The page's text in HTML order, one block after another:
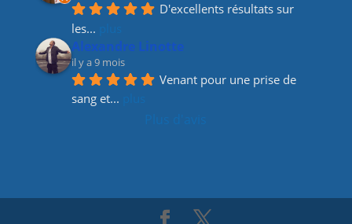
D'excellents résultats sur
les... plus
Alexandre Linotte
il y a 9 mois
Venant pour une prise de
sang et... plus
Plus d'avis